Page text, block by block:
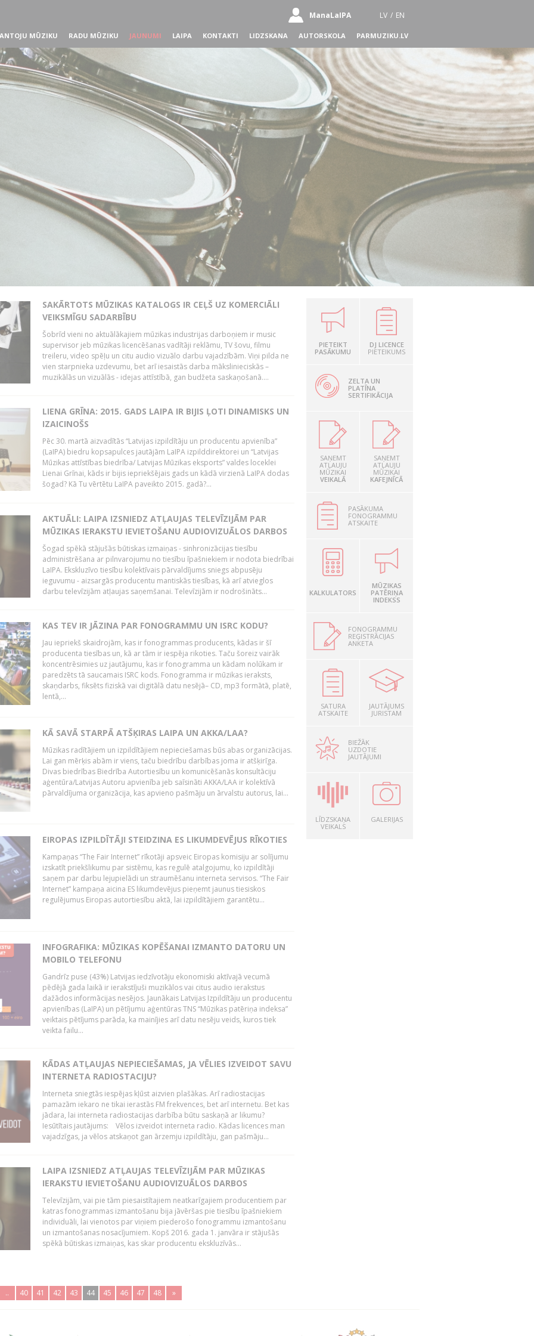
ManaLaIPA LV / EN
MŪZIKU RADU MŪZIKU JAUNUMI LAIPA KONTAKTI LIDZSKANA AUTORSKOLA PARMUZIKU.LV
SAKĀRTOTS MŪZIKAS KATALOGS IR CEĻŠ UZ KOMERCIĀLI
VEIKSMĪGU SADARBĪBU
Šobrīd vieni no aktuālākajiem mūzikas industrijas darboņiem ir music
supervisor jeb mūzikas licencēšanas vadītāji reklāmu, TV šovu, filmu
treileru, video spēļu un citu audio vizuālo darbu vajadzībām. Viņi pilda ne
vien starpnieka uzdevumu, bet arī iesaistās darba mākslinieciskās –
muzikālās un vizuālās - idejas attīstībā, gan budžeta saskaņošanā....
LIENA GRĪNA: 2015. GADS LAIPA IR BIJIS ĻOTI DINAMISKS UN
IZAICINOŠS
Pēc 30. martā aizvadītās “Latvijas izpildītāju un producentu apvienība”
(LaIPA) biedru kopsapulces jautājām LaIPA izpilddirektorei un “Latvijas
Mūzikas attīstības biedrība/ Latvijas Mūzikas eksports” valdes loceklei
Lienai Grīnai, kāds ir bijis iepriekšējais gads un kādā virzienā LaIPA dodas
šogad? Kā Tu vērtētu LaIPA paveikto 2015. gadā?...
AKTUĀLI: LAIPA IZSNIEDZ ATĻAUJAS TELEVĪZIJĀM PAR
MŪZIKAS IERAKSTU IEVIETOŠANU AUDIOVIZUĀLOS DARBOS
Šogad spēkā stājušās būtiskas izmaiņas - sinhronizācijas tiesību
administrēšana ar pilnvarojumu no tiesību īpašniekiem ir nodota biedrībai
LaIPA. Ekskluzīvo tiesību kolektīvais pārvaldījums sniegs abpusēju
ieguvumu - aizsargās producentu mantiskās tiesības, kā arī atvieglos
darbu televīzijām atļaujas saņemšanai. Televīzijām ir nodrošināts...
KAS TEV IR JĀZINA PAR FONOGRAMMU UN ISRC KODU?
Jau iepriekš skaidrojām, kas ir fonogrammas producents, kādas ir šī
producenta tiesības un, kā ar tām ir iespēja rikoties. Taču šoreiz vairāk
koncentrēsimies uz jautājumu, kas ir fonogramma un kādam nolūkam ir
paredzēts tā saucamais ISRC kods. Fonogramma ir mūzikas ieraksts,
skaņdarbs, fiksēts fiziskā vai digitālā datu nesējā– CD, mp3 formātā, platē,
lentā,...
KĀ SAVĀ STARPĀ ATŠĶIRAS LAIPA UN AKKA/LAA?
Mūzikas radītājiem un izpildītājiem nepieciešamas būs abas organizācijas.
Lai gan mērķis abām ir viens, taču biedrību darbības joma ir atšķirīga.
Divas biedrības Biedrība Autortiesību un komunicēšanās konsultāciju
aģentūra/Latvijas Autoru apvienība jeb saīsināti AKKA/LAA ir kolektīvā
pārvaldījuma organizācija, kas apvieno pašmāju un ārvalstu autorus, lai...
EIROPAS IZPILDĪTĀJI STEIDZINA ES LIKUMDEVĒJUS RĪKOTIES
Kampaņas “The Fair Internet” rīkotāji apsveic Eiropas komisiju ar solījumu
izskatīt priekšlikumu par sistēmu, kas regulē atalgojumu, ko izpildītāji
saņem par darbu lejupielādi un straumēšanu interneta servisos. “The Fair
Internet” kampaņa aicina ES likumdevējus pieņemt jaunus tiesiskos
regulējumus Eiropas autortiesību aktā, lai izpildītājiem garantētu...
INFOGRAFIKA: MŪZIKAS KOPĒŠANAI IZMANTO DATORU UN
MOBILO TELEFONU
Gandrīz puse (43%) Latvijas iedzīvotāju ekonomiski aktīvajā vecumā
pēdējā gada laikā ir ierakstījuši muzikālos vai citus audio ierakstus
dažādos informācijas nesējos. Jaunākais Latvijas Izpildītāju un producentu
apvienības (LaIPA) un pētījumu aģentūras TNS “Mūzikas patēriņa indeksa”
veiktais pētījums parāda, ka mainījies arī datu nesēju veids, kuros tiek
veikta failu...
KĀDAS ATĻAUJAS NEPIECIEŠAMAS, JA VĒLIES IZVEIDOT SAVU
INTERNETA RADIOSTACIJU?
Interneta sniegtās iespējas kļūst aizvien plašākas. Arī radiostacijas
pamazām iekaro ne tikai ierastās FM frekvences, bet arī internetu. Bet kas
jādara, lai interneta radiostacijas darbība būtu saskaņā ar likumu?
Iesūtītais jautājums: Vēlos izveidot interneta radio. Kādas licences man
vajadzīgas, ja vēlos atskaņot gan ārzemju izpildītāju, gan pašmāju...
LAIPA IZSNIEDZ ATĻAUJAS TELEVĪZIJĀM PAR MŪZIKAS
IERAKSTU IEVIETOŠANU AUDIOVIZUĀLOS DARBOS
Televīzijām, vai pie tām piesaistītajiem neatkarīgajiem producentiem par
katras fonogrammas izmantošanu bija jāvēršas pie tiesību īpašniekiem
individuāli, lai vienotos par viņiem piederošo fonogrammu izmantošanu
un izmantošanas nosacījumiem. Kopš 2016. gada 1. janvāra ir stājušās
spēkā būtiskas izmaiņas, kas skar producentu ekskluzīvās...
.. 40 41 42 43 44 45 46 47 48 »
PIETEIKT
PASĀKUMU
DJ LICENCE
PIETEIKUMS
ZELTA UN
PLATĪNA
SERTIFIKĀCIJA
SAŅEMT
ATĻAUJU
MŪZIKAI
VEIKALĀ
SAŅEMT
ATĻAUJU
MŪZIKAI
KAFEJNĪCĀ
PASĀKUMA
FONOGRAMMU
ATSKAITE
KALKULATORS
MŪZIKAS
PATĒRIŅA
INDEKSS
FONOGRAMMU
REĢISTRĀCIJAS
ANKETA
SATURA
ATSKAITE
JAUTĀJUMS
JURISTAM
BIEŽĀK
UZDOTIE
JAUTĀJUMI
LĪDZSKAŅA
VEIKALS
GALERIJAS